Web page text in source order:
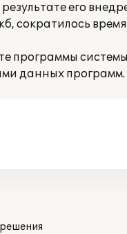
его
сократилось
программы
данных программ.